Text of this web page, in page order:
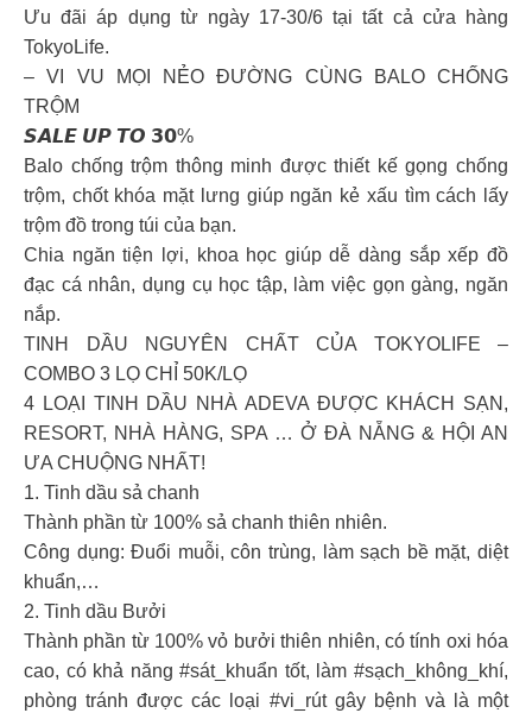
Ưu đãi áp dụng từ ngày 17-30/6 tại tất cả cửa hàng
TokyoLife.
– VI VU MỌI NẺO ĐƯỜNG CÙNG BALO CHỐNG
TRỘM
𝙎𝘼𝙇𝙀 𝙐𝙋 𝙏𝙊 𝟯𝟬%
Balo chống trộm thông minh được thiết kế gọng chống
trộm, chốt khóa mặt lưng giúp ngăn kẻ xấu tìm cách lấy
trộm đồ trong túi của bạn.
Chia ngăn tiện lợi, khoa học giúp dễ dàng sắp xếp đồ
đạc cá nhân, dụng cụ học tập, làm việc gọn gàng, ngăn
nắp.
TINH DẦU NGUYÊN CHẤT CỦA TOKYOLIFE –
COMBO 3 LỌ CHỈ 50K/LỌ
4 LOẠI TINH DẦU NHÀ ADEVA ĐƯỢC KHÁCH SẠN,
RESORT, NHÀ HÀNG, SPA … Ở ĐÀ NẴNG & HỘI AN
ƯA CHUỘNG NHẤT!
1. Tinh dầu sả chanh
Thành phần từ 100% sả chanh thiên nhiên.
Công dụng: Đuổi muỗi, côn trùng, làm sạch bề mặt, diệt
khuẩn,…
2. Tinh dầu Bưởi
Thành phần từ 100% vỏ bưởi thiên nhiên, có tính oxi hóa
cao, có khả năng #sát_khuẩn tốt, làm #sạch_không_khí,
phòng tránh được các loại #vi_rút gây bệnh và là một